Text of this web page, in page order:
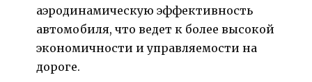
аэродинамическую эффективность
автомобиля, что ведет к более высокой
экономичности и управляемости на
дороге.